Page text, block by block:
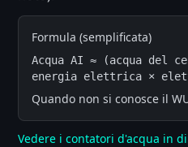
Formula (semplificata)
Acqua AI ≈ (acqua del
energia elettrica ×
Quando non si conosce il
Vedere i contatori d'acqua in